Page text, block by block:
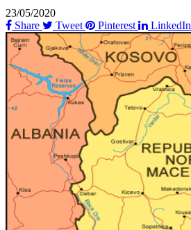
23/05/2020
Share
Tweet Pinterest LinkedIn